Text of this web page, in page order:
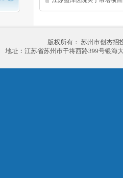
版权所有： 苏州市创杰
地址：江苏省苏州市干将西路399号银海